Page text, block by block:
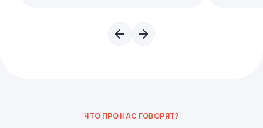
ЧТО ПРО НАС ГОВОРЯТ?